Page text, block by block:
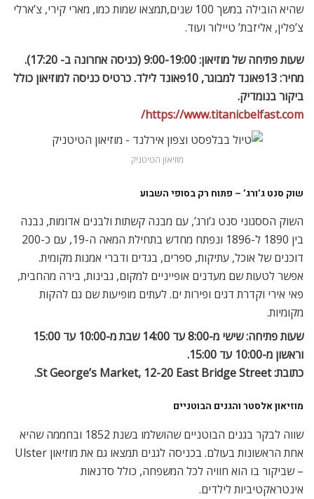
שהיא הובילה במשך 100 שנים,תמצאו שמות כמו, מארי קירי, צ’ארלי
צ’פלין, אליזבת’ טיילור ועוד.
שעות פתיחה של מוזיאון: 9:00-19:00 (כניסה אחרונה ב- 17:20).
מחיר: 13פאונד למבוגר, 10פאונד לילד. כרטיס כניסה למוזיאון כולל
ביקור בנומדיק.
https://www.titanicbelfast.com/
מוזיאון הטיטניק
שוק סנט ג’ורג’ – פתוח רק בסופי השבוע
השוק הססגוני סנט ג’ורג’, עם מבנה קשתות ולבנים אדומות, נבנה
בין 1890 ל-1896 ונפתח מחדש בתחילת המאה ה-19, עם כ-200
דוכנים של אוכל, עתיקות, ספרים, בגדים ודברי אמנות מקומית.
אפשר לטעות שם מעדנים אופייניים למקום, גבינות, בירה מהחבית,
פאי אירי וקדרת דגים ופירות ים. לעתים מופיעות שם גם להקות
מקומיות.
שעות פתיחה: שישי מ-8:00 עד 14:00 שבת מ-10:00 עד 15:00
וראשון מ-10:00 עד 15:00.
כתובת: St George’s Market, 12-20 East Bridge Street.
מוזיאון אלסטר והגנים הבוטניים
שווה לבקר בגנים הבוטניים שהושלמו בשנת 1852 ובחממה שהיא
אחת הראשונות בעולם. בכניסה לגנים תמצאו גם את מוזיאון Ulster
– שביקור בו הוא חוויה לכל המשפחה, כולל סדנאות
אינטראקטיביות לילדים.